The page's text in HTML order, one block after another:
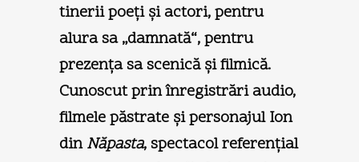
tinerii poeţi şi actori, pentru
alura sa „damnată“, pentru
prezenţa sa scenică şi filmică.
Cunoscut prin înregistrări audio,
filmele păstrate şi personajul Ion
dinNăpasta, spectacol referenţial